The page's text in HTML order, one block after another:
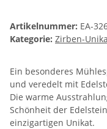
Artikelnummer: EA-
Kategorie: Zirben-
Ein besonderes
und veredelt mit
Die warme
Schönheit der
einzigartigen Unikat.